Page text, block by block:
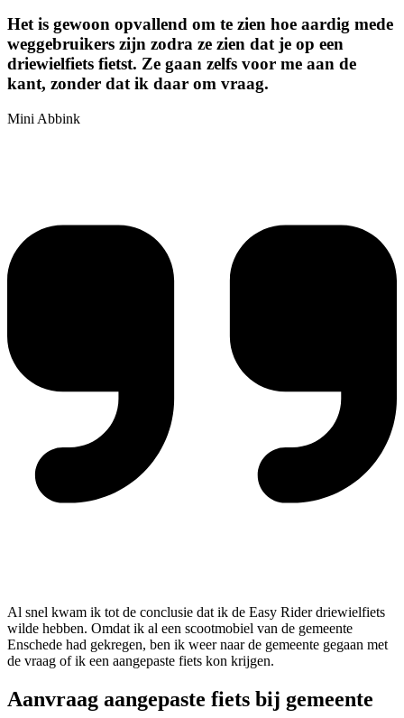
Het is gewoon opvallend om te zien hoe aardig mede
weggebruikers zijn zodra ze zien dat je op een
driewielfiets fietst. Ze gaan zelfs voor me aan de
kant, zonder dat ik daar om vraag.
Mini Abbink
Al snel kwam ik tot de conclusie dat ik de Easy Rider driewielfiets
wilde hebben. Omdat ik al een scootmobiel van de gemeente
Enschede had gekregen, ben ik weer naar de gemeente gegaan met
de vraag of ik een aangepaste fiets kon krijgen.
Aanvraag aangepaste fiets bij gemeente